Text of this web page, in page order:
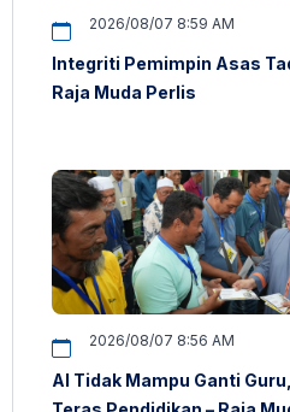
2026/08/07 8:59 AM
Integriti Pemimpin Asas
Raja Muda Perlis
2026/08/07 8:56 AM
AI Tidak Mampu Ganti